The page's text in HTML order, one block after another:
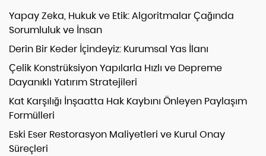
Yapay Zeka, Hukuk ve Etik: Algoritmalar Çağında
Sorumluluk ve İnsan
Derin Bir Keder İçindeyiz: Kurumsal Yas İlanı
Çelik Konstrüksiyon Yapılarla Hızlı ve Depreme
Dayanıklı Yatırım Stratejileri
Kat Karşılığı İnşaatta Hak Kaybını Önleyen Paylaşım
Formülleri
Eski Eser Restorasyon Maliyetleri ve Kurul Onay
Süreçleri